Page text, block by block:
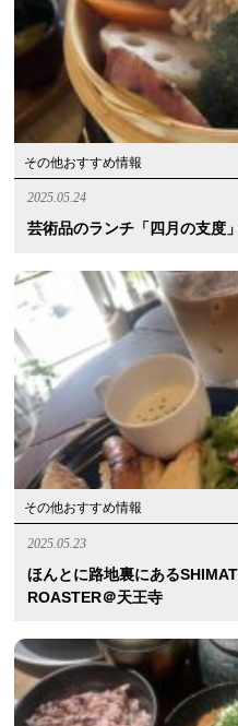
その他おすすめ情報
2025.05.24
芸術品のランチ「四月の支度
その他おすすめ情報
2025.05.23
ほんとに路地裏にある
ROASTER＠天王寺